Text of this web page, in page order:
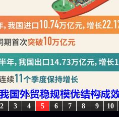
10
9
8
7
6
5
4
3
2